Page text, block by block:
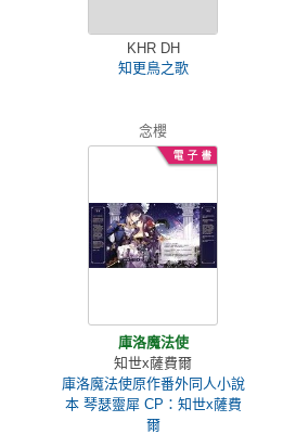
KHR DH
知更鳥之歌
念櫻
庫洛魔法使
知世x薩費爾
庫洛魔法使原作番外同人小說
本 琴瑟靈犀 CP：知世x薩費
爾